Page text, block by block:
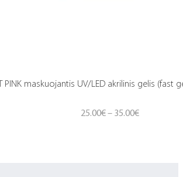
PINK maskuojantis UV/LED akrilinis gelis (fast
25.00€ – 35.00€Price